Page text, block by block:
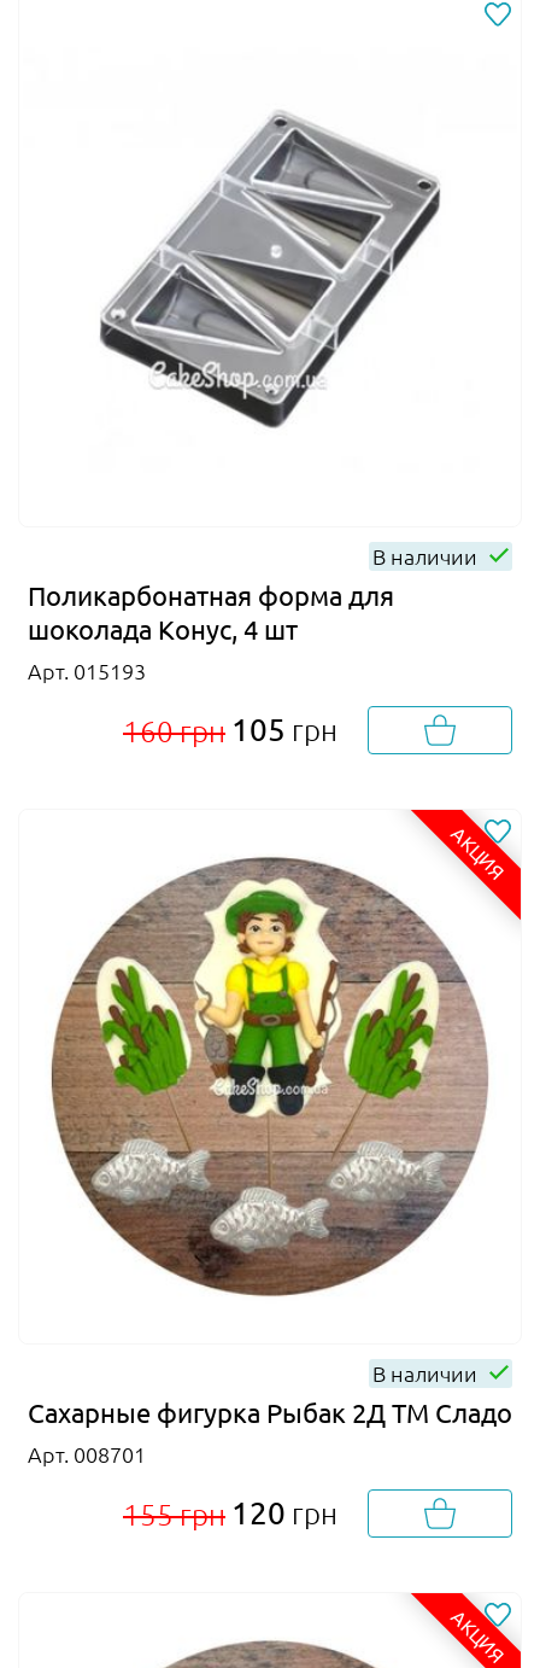
В наличии
Поликарбонатная форма для
шоколада Конус, 4 шт
Арт. 015193
160 грн 105 грн
АКЦИЯ
В наличии
Сахарные фигурка Рыбак 2Д ТМ Сладо
Арт. 008701
155 грн 120 грн
АКЦИЯ